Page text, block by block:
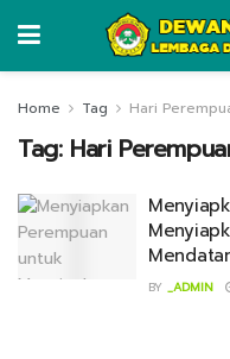
Home Tag Hari
Tag: Hari
BY _ADMIN